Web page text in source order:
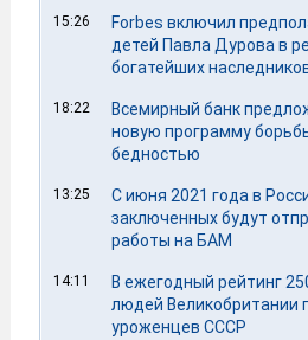
15:26
Forbes включил
детей Павла Дурова в
богатейших
18:22
Всемирный банк
новую программу
бедностью
13:25
С июня 2021 года в
заключенных будут
работы на БАМ
14:11
В ежегодный рейтинг
людей Великобритании
уроженцев СССР